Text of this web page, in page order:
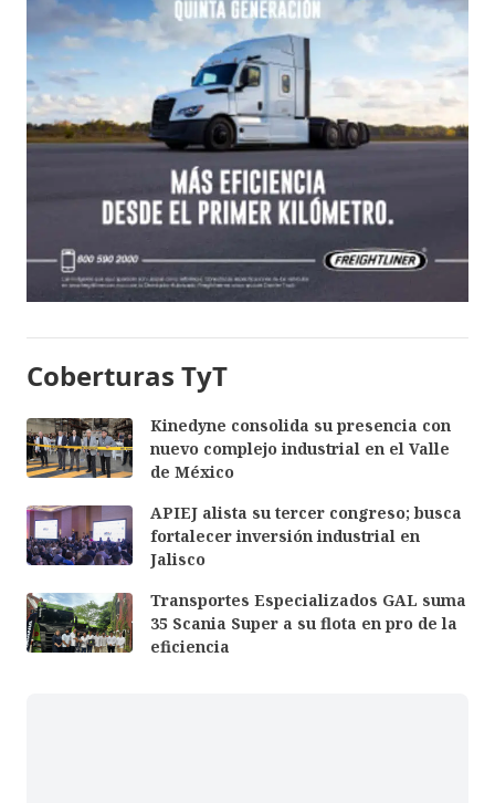
Coberturas TyT
Kinedyne consolida su presencia con
nuevo complejo industrial en el Valle
de México
APIEJ alista su tercer congreso; busca
fortalecer inversión industrial en
Jalisco
Transportes Especializados GAL suma
35 Scania Super a su flota en pro de la
eficiencia